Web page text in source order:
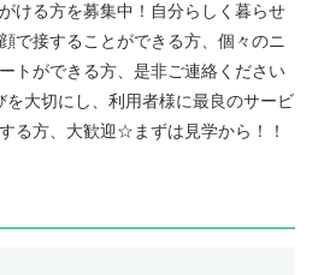
ける方を募集中！自分らしく暮らせ
で接することができる方、個々のニ
トができる方、是非ご連絡ください
を大切にし、利用者様に最良のサービ
る方、大歓迎☆まずは見学から！！